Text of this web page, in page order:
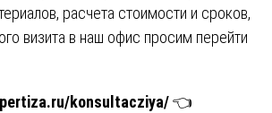
расчета стоимости и сроков,
визита в наш офис просим перейти
konsultacziya/👈